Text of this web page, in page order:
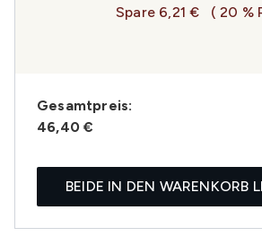
Spare 6,21 €
( 20 %
Gesamtpreis:
46,40 €
BEIDE IN DEN WARENKORB